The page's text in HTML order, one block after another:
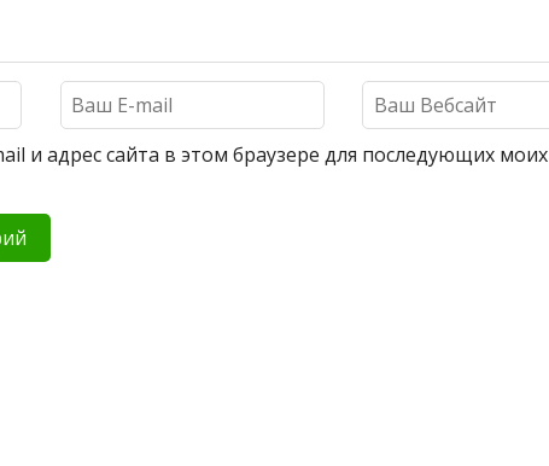
и адрес сайта в этом браузере для последующих моих